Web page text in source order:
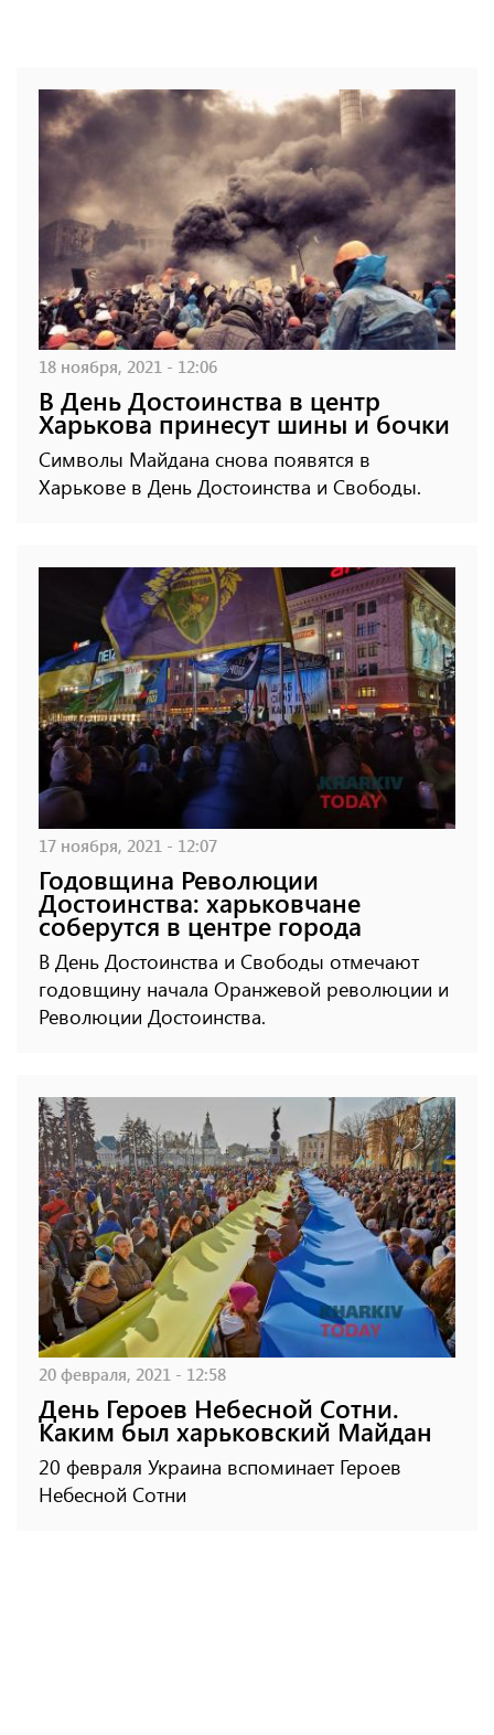
18 ноября, 2021 - 12:06
В День Достоинства в центр
Харькова принесут шины и бочки
Символы Майдана снова появятся в
Харькове в День Достоинства и Свободы.
17 ноября, 2021 - 12:07
Годовщина Революции
Достоинства: харьковчане
соберутся в центре города
В День Достоинства и Свободы отмечают
годовщину начала Оранжевой революции и
Революции Достоинства.
20 февраля, 2021 - 12:58
День Героев Небесной Сотни.
Каким был харьковский Майдан
20 февраля Украина вспоминает Героев
Небесной Сотни